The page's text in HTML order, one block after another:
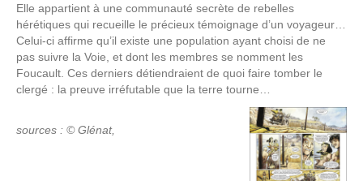
Elle appartient à une communauté secrète de rebelles
hérétiques qui recueille le précieux témoignage d’un voyageur…
Celui-ci affirme qu’il existe une population ayant choisi de ne
pas suivre la Voie, et dont les membres se nomment les
Foucault. Ces derniers détiendraient de quoi faire tomber le
clergé : la preuve irréfutable que la terre tourne…
sources : © Glénat,